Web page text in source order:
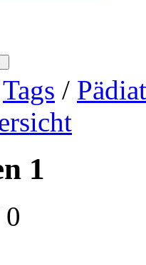
Tags /
1